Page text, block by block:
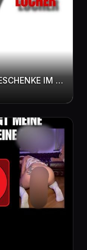
ABGEfi**T VOM NIKOLAUS!!! STATT GESCHENKE IM SCHUH GIBT'S DIE RUTE IN DIE LÖCHER